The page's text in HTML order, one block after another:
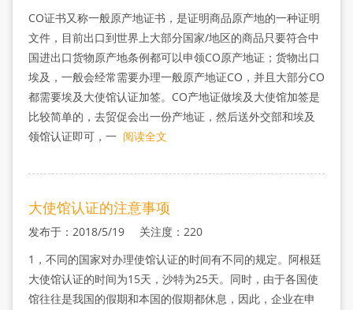
CO证书又称一般原产地证书，是证明商品原产地的一种证明
文件，目前出口到世界上大部分国家/地区的商品只要符合中
国进出口货物原产地条例都可以申领CO原产地证；货物出口
埃及，一般会经常需要办理一般原产地证CO，并且大部分CO
都需要埃及大使馆认证加签。CO产地证做埃及大使馆加签是
比较简单的，去贸促会出一份产地证，然后送外交部和埃及
领馆认证即可，一 阅读全文
大使馆认证的注意事项
发布于：2018/5/19 关注度：220
1，不同的国家对办理使馆认证的时间有不同的规定。阿根廷
大使馆认证的时间为15天，沙特为25天。同时，由于各国使
馆往往是我国的假期和本国的假期都休息，因此，企业在申